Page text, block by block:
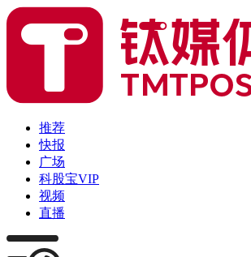
推荐
快报
广场
科股宝VIP
视频
直播